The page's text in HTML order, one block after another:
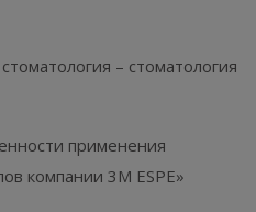
– стоматология
применения
компании 3M ESPE»